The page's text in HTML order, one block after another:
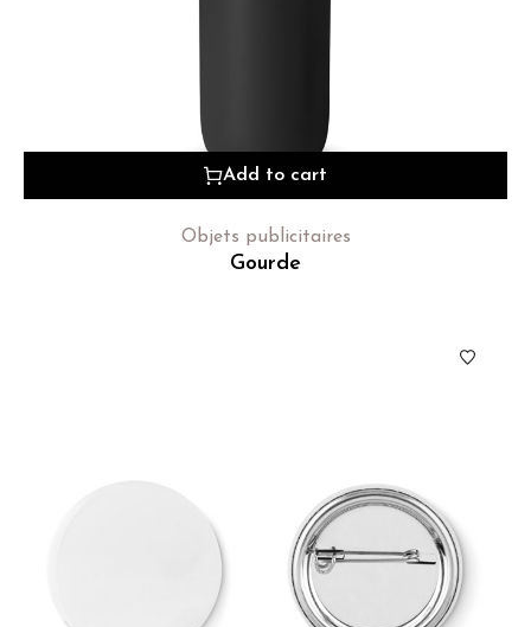
Add to cart
Objets publicitaires
Gourde